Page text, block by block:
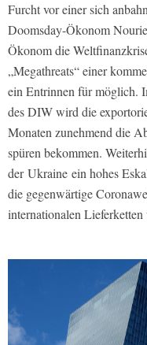
Furcht vor einer sich
Doomsday-Ökonom
Ökonom die
„Megathreats“ einer
ein Entrinnen für möglich.
des DIW wird die
Monaten zunehmend die
spüren bekommen.
der Ukraine ein hohes
die gegenwärtige
internationalen